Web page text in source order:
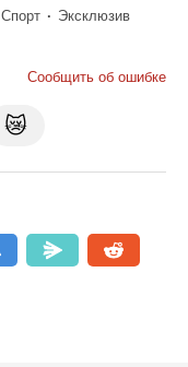
Спорт Эксклюзив
Сообщить об ошибке
😿